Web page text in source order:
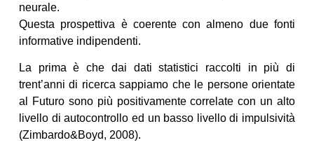
neurale.
Questa prospettiva è coerente con almeno due fonti
informative indipendenti.
La prima è che dai dati statistici raccolti in più di
trent’anni di ricerca sappiamo che le persone orientate
al Futuro sono più positivamente correlate con un alto
livello di autocontrollo ed un basso livello di impulsività
(Zimbardo&Boyd, 2008).